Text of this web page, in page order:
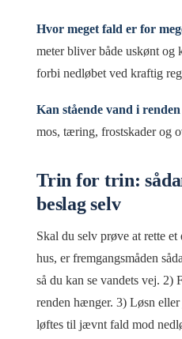
Hvor meget fald er for
meter bliver både uskønt og
forbi nedløbet ved kraftig
Kan stående vand i renden
mos, tæring, frostskader og
Trin for trin:
beslag selv
Skal du selv prøve at rette
hus, er fremgangsmåden
så du kan se vandets vej. 2)
renden hænger. 3) Løsn eller
løftes til jævnt fald mod